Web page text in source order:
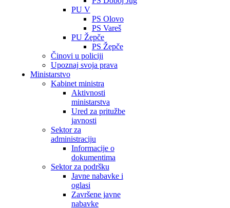
PU V
PS Olovo
PS Vareš
PU Žepče
PS Žepče
Činovi u policiji
Upoznaj svoja prava
Ministarstvo
Kabinet ministra
Aktivnosti
ministarstva
Ured za pritužbe
javnosti
Sektor za
administraciju
Informacije o
dokumentima
Sektor za podršku
Javne nabavke i
oglasi
Završene javne
nabavke